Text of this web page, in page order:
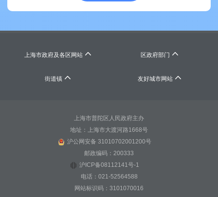
上海市政府及各区网站  区政府部门 
街道镇  友好城市网站 
上海市普陀区人民政府主办
地址：上海市大渡河路1668号
沪公网安备 31010702001200号
邮政编码：200333
沪ICP备08112141号-1
电话：021-52564588
网站标识码：3101070016